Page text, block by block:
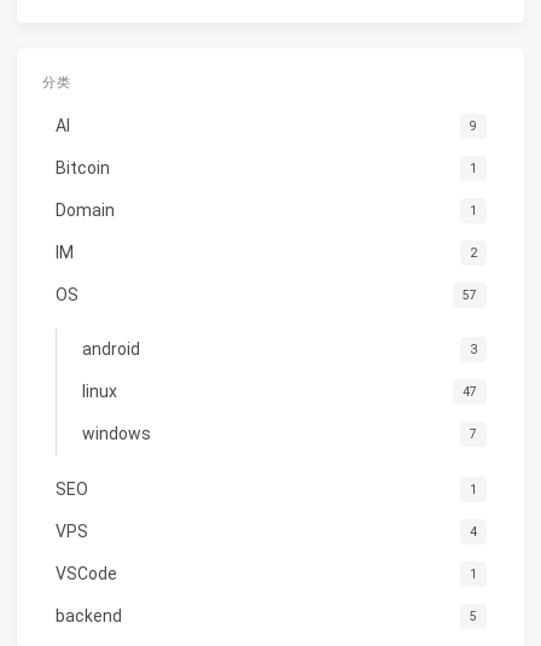
分类
AI 9
Bitcoin 1
Domain 1
IM 2
OS 57
android 3
linux 47
windows 7
SEO 1
VPS 4
VSCode 1
backend 5